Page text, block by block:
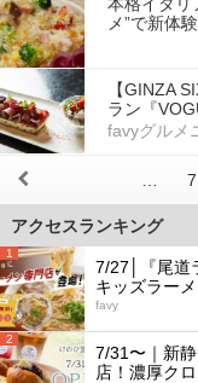
メ”で新体
【GINZA
ラン『
favyグルメ
アクセスランキング
1
7/27│『尾道
キッズラー
favy
2
7/31〜｜新
店！濃厚ク